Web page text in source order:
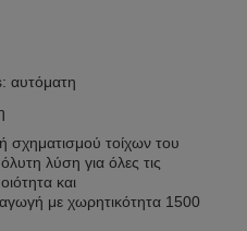
αυτόματη
σχηματισμού τοίχων του
λύση για όλες τις
και
με χωρητικότητα 1500